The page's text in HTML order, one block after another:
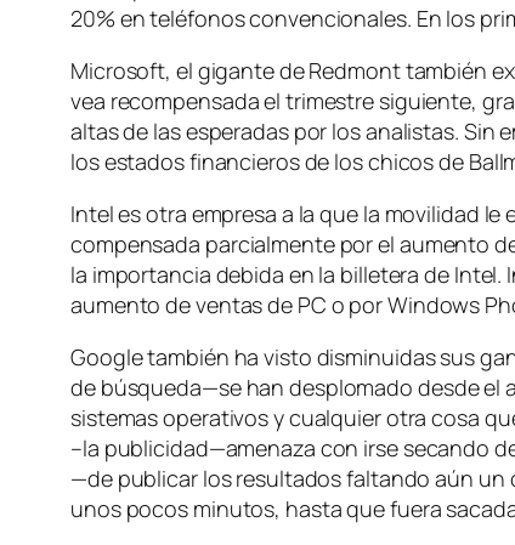
20% en teléfonos convencionales. En los
Microsoft, el gigante de Redmont también
vea recompensada el trimestre siguiente,
altas de las esperadas por los analistas.
los estados financieros de los chicos de
Intel es otra empresa a la que la movilidad
compensada parcialmente por el aumento
la importancia debida en la billetera de
aumento de ventas de PC o por Windows
Google también ha visto disminuidas sus
de búsqueda—se han desplomado desde el
sistemas operativos y cualquier otra cosa
–la publicidad—amenaza con irse secando
—de publicar los resultados faltando aún un
unos pocos minutos, hasta que fuera